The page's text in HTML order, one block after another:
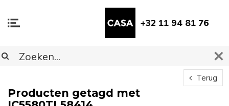
+32 11 94 81 76
Terug
Producten getagd met